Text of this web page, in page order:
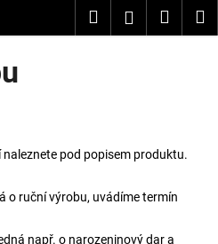
HledatPřihlášení
pod popisem produktu.
o ruční výrobu, uvádíme termín
např. o narozeninový dar a